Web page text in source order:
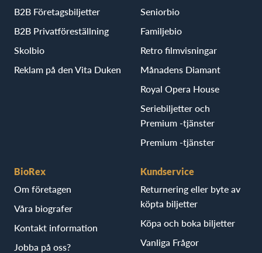
B2B Företagsbiljetter
B2B Privatföreställning
Skolbio
Reklam på den Vita Duken
Seniorbio
Familjebio
Retro filmvisningar
Månadens Diamant
Royal Opera House
Seriebiljetter och
Premium -tjänster
Premium -tjänster
BioRex
Om företagen
Våra biografer
Kontakt information
Jobba på oss?
Kundservice
Returnering eller byte av
köpta biljetter
Köpa och boka biljetter
Vanliga Frågor